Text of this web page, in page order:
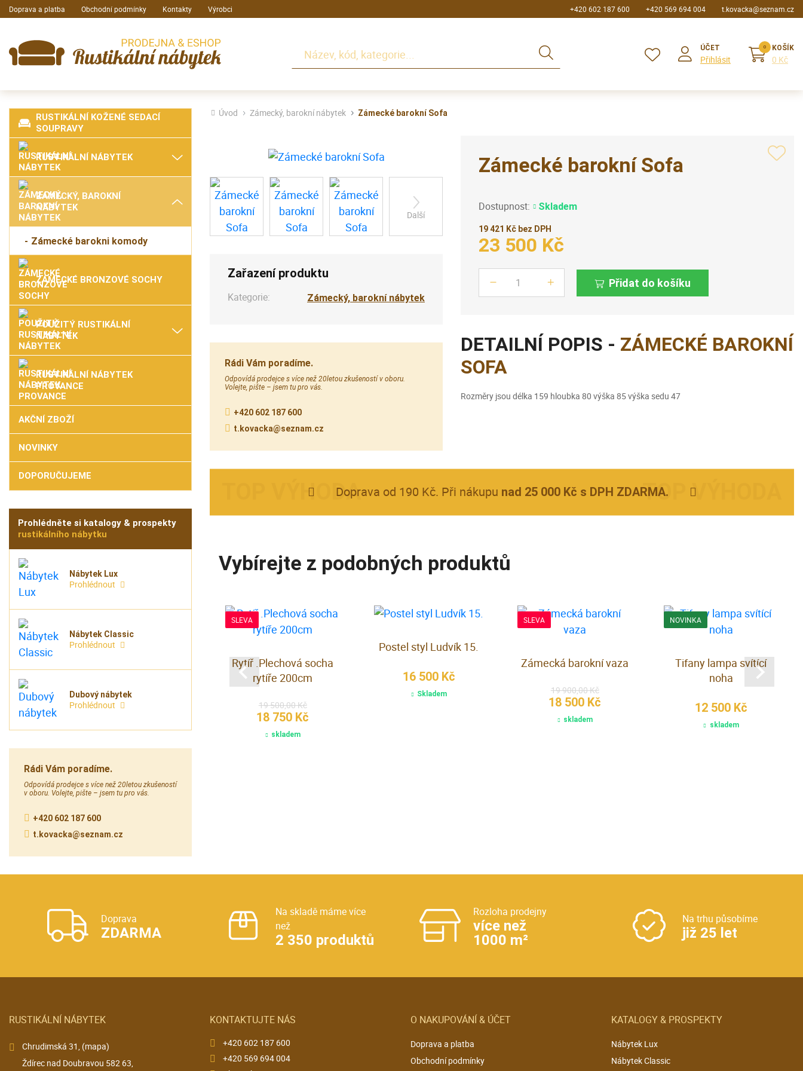
Doprava a platba Obchodní podmínky Kontakty Výrobci +420 602 187 600 +420 569 694 004 t.kovacka@seznam.cz
Hledat ÚČET
Přihlásit
KOŠÍK
0 Kč
RUSTIKÁLNÍ KOŽENÉ SEDACÍ
SOUPRAVY
RUSTIKÁLNÍ NÁBYTEK
ZÁMECKÝ, BAROKNÍ
NÁBYTEK
Zámecké barokni komody
ZÁMECKÉ BRONZOVÉ SOCHY
POUŽITÝ RUSTIKÁLNÍ
NÁBYTEK
RUSTIKÁLNÍ NÁBYTEK
PROVANCE
AKČNÍ ZBOŽÍ
NOVINKY
DOPORUČUJEME
Prohlédněte si katalogy & prospekty
rustikálního nábytku
Nábytek Lux
Prohlédnout
Nábytek Classic
Prohlédnout
Dubový nábytek
Prohlédnout
Rádi Vám poradíme.
Odpovídá prodejce s více než 20letou zkušeností
v oboru. Volejte, pište – jsem tu pro vás.
+420 602 187 600
t.kovacka@seznam.cz
Úvod Zámecký, barokní nábytek Zámecké barokní Sofa
Další
Zařazení produktu
Kategorie: Zámecký, barokní nábytek
Rádi Vám poradíme.
Odpovídá prodejce s více než 20letou zkušeností v oboru.
Volejte, pište – jsem tu pro vás.
+420 602 187 600
t.kovacka@seznam.cz
Zámecké barokní Sofa
Dostupnost: Skladem
19 421 Kč bez DPH
23 500 Kč
Přidat do košíku
DETAILNÍ POPIS - ZÁMECKÉ BAROKNÍ
SOFA
Rozměry jsou délka 159 hloubka 80 výška 85 výška sedu 47
Doprava od 190 Kč. Při nákupu nad 25 000 Kč s DPH ZDARMA.
Vybírejte z podobných produktů
Stolní lampa Tiffany
skladem
SLEVA
Rytíř .Plechová socha
rytíře 200cm
19 500,00 Kč
18 750 Kč
skladem
Postel styl Ludvík 15.
16 500 Kč
Skladem
SLEVA
Zámecká barokní vaza
19 900,00 Kč
18 500 Kč
skladem
NOVINKA
Tifany lampa svítící
noha
12 500 Kč
skladem
Doprava
ZDARMA
Na skladě máme více
než
2 350 produktů
Rozloha prodejny
více než
1000 m²
Na trhu působíme
již 25 let
RUSTIKÁLNÍ NÁBYTEK
Chrudimská 31, (mapa)
Ždírec nad Doubravou 582 63,
KONTAKTUJTE NÁS
+420 602 187 600
+420 569 694 004
O NAKUPOVÁNÍ & ÚČET
Doprava a platba
Obchodní podmínky
KATALOGY & PROSPEKTY
Nábytek Lux
Nábytek Classic